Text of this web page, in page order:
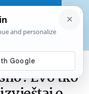
Evo tko